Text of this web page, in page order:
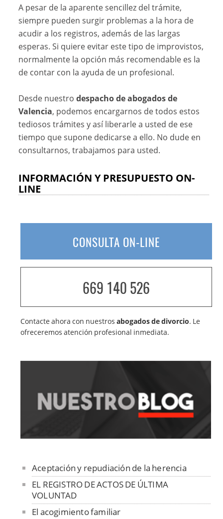
A pesar de la aparente sencillez del trámite,
siempre pueden surgir problemas a la hora de
acudir a los registros, además de las largas
esperas. Si quiere evitar este tipo de improvistos,
normalmente la opción más recomendable es la
de contar con la ayuda de un profesional.
Desde nuestrodespacho de abogados de
Valencia, podemos encargarnos de todos estos
tediosos trámites y así liberarle a usted de ese
tiempo que supone dedicarse a ello. No dude en
consultarnos, trabajamos para usted.
INFORMACIÓN Y PRESUPUESTO ON-
LINE
CONSULTA ON-LINE
669 140 526
Contacte ahora con nuestrosabogados de divorcio. Le
ofreceremos atención profesional inmediata.
Aceptación y repudiación de la herencia
EL REGISTRO DE ACTOS DE ÚLTIMA
VOLUNTAD
El acogimiento familiar